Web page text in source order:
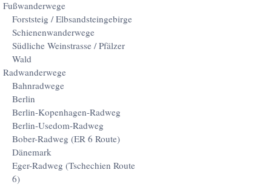
Fußwanderwege
Forststeig / Elbsandsteingebirge
Schienenwanderwege
Südliche Weinstrasse / Pfälzer
Wald
Radwanderwege
Bahnradwege
Berlin
Berlin-Kopenhagen-Radweg
Berlin-Usedom-Radweg
Bober-Radweg (ER 6 Route)
Dänemark
Eger-Radweg (Tschechien Route
6)